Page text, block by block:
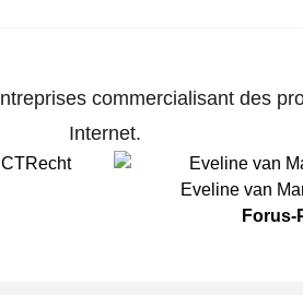
commercialisant des
Internet.
Eveline van
Forus-